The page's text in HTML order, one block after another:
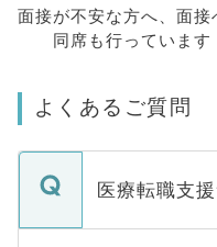
面接が不安な方へ、 面接
同席も行っています
よくあるご質問
医療転職支